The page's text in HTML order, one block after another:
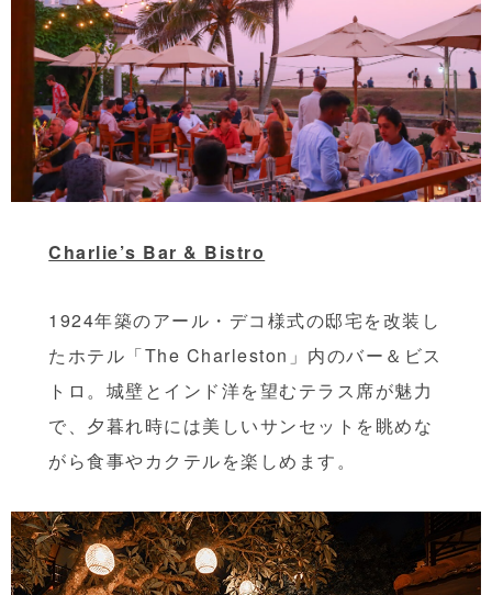
Charlie’s Bar & Bistro
1924年築のアール・デコ様式の邸宅を改装し
たホテル「The Charleston」内のバー＆ビス
トロ。城壁とインド洋を望むテラス席が魅力
で、夕暮れ時には美しいサンセットを眺めな
がら食事やカクテルを楽しめます。